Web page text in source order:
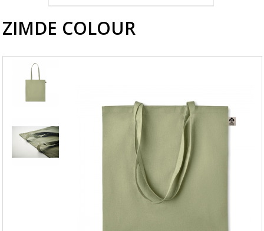
ZIMDE COLOUR